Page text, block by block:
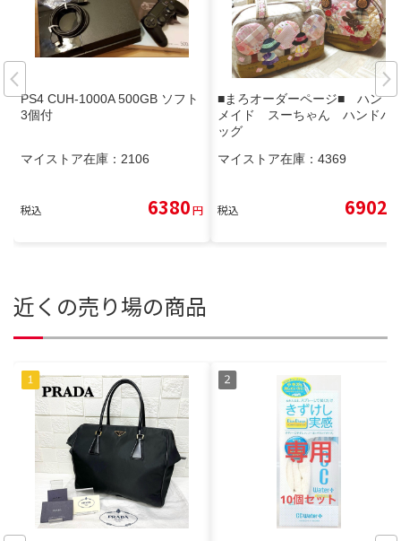
PS4 CUH-1000A 500GB ソフト
3個付
マイストア在庫： 2106
税込 6380円
■まろオーダーページ■ ハンド
メイド スーちゃん ハンドバ
ッグ
マイストア在庫： 4369
税込 6902
近くの売り場の商品